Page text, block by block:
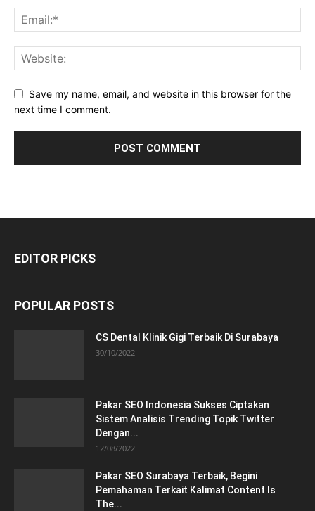
Save my name, email, and website in this browser for the
next time I comment.
EDITOR PICKS
POPULAR POSTS
CS Dental Klinik Gigi Terbaik Di Surabaya
30/10/2022
Pakar SEO Indonesia Sukses Ciptakan
Sistem Analisis Trending Topik Twitter
Dengan...
12/08/2022
Pakar SEO Surabaya Terbaik, Begini
Pemahaman Terkait Kalimat Content Is
The...